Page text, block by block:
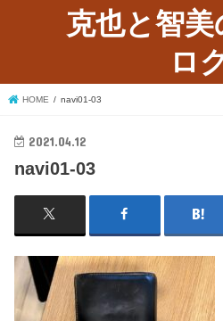
克也と智
ロ
HOME navi01-03
2021.04.12
navi01-03